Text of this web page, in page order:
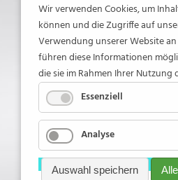
Wir verwenden Cookies, um
können und die Zugriffe auf
Verwendung unserer Website
führen diese Informationen
die sie im Rahmen Ihrer Nutzung
Essenziell
Analyse
Auswahl speichern